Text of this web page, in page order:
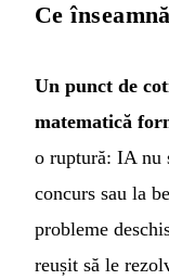
Ce
Un punct de
matematică
o ruptură: IA nu
concurs sau la
probleme
reușit să le